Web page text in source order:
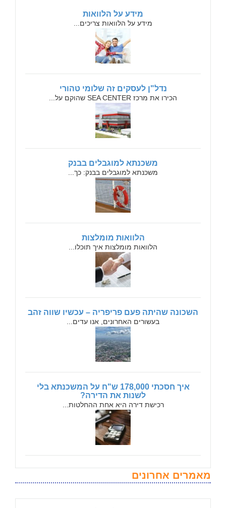
מידע על הלוואות
מידע על הלוואות צריכים...
נדל"ן לעסקים זה שלומי טהורי
הכירו את מרכז SEA CENTER שהוקם על...
משכנתא למוגבלים בבנק
משכנתא למוגבלים בבנק: כך...
הלוואות מומלצות
הלוואות מומלצות איך תוכלו...
השכונה שהיתה פעם פריפריה – עכשיו שווה זהב
בעשורים האחרונים, אנו עדים...
איך חסכתי 178,000 ש"ח על המשכנתא בלי
לשנות את הדירה?
רכישת דירה היא אחת ההחלטות...
מאמרים אחרונים